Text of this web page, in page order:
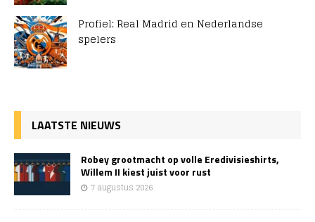
Profiel: Real Madrid en Nederlandse
spelers
LAATSTE NIEUWS
Robey grootmacht op volle Eredivisieshirts,
Willem II kiest juist voor rust
7 augustus 2026